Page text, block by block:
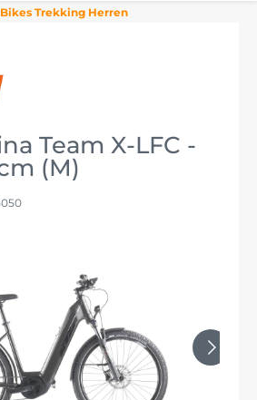
Trekking Herren
Team X-LFC -
(M)